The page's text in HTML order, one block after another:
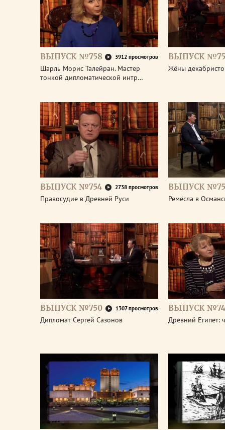
ВЫПУСК №758 3912 просмотров
Шарль Морис Талейран. Мастер
тонкой дипломатической интр…
ВЫПУСК
Жёны
ВЫПУСК №754 2738 просмотров
Правосудие в Древней Руси
ВЫПУСК
Ремёсла в
ВЫПУСК №750 1307 просмотров
Дипломат Сергей Сазонов
ВЫПУСК
Древний Египет: